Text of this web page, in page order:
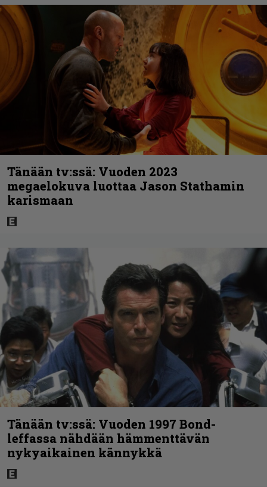
Tänään tv:ssä: Vuoden 2023
megaelokuva luottaa Jason Stathamin
karismaan
Tänään tv:ssä: Vuoden 1997 Bond-
leffassa nähdään hämmenttävän
nykyaikainen kännykkä